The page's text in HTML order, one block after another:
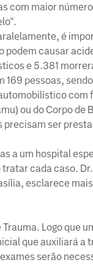
com maior
é
podem causar
e 5.381
pessoas,
ou do Corpo
ser
a um hospital
cada caso.
esclarece
Logo que
que auxiliará
serão